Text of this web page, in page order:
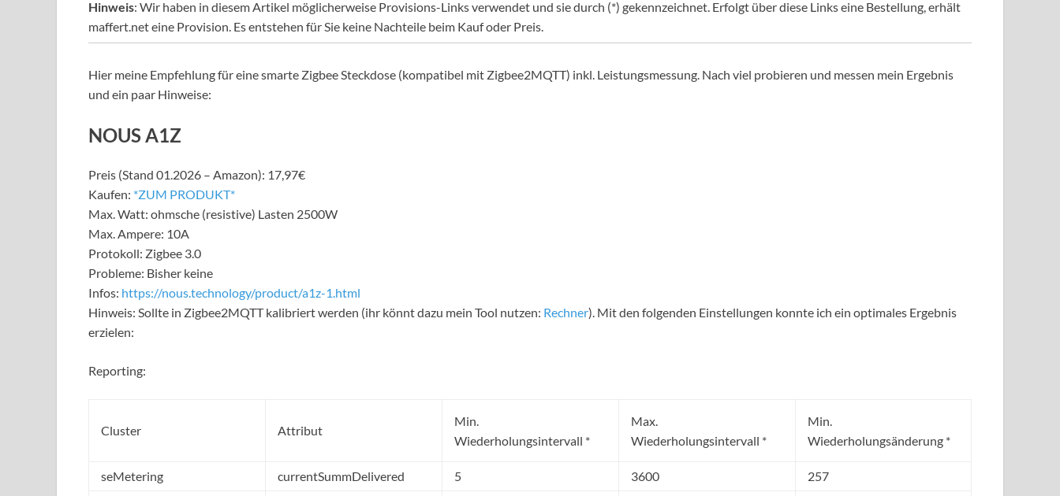
Hinweis: Wir haben in diesem Artikel möglicherweise Provisions-Links verwendet und sie durch (*) gekennzeichnet. Erfolgt über diese Links eine Bestellung, erhält
maffert.net eine Provision. Es entstehen für Sie keine Nachteile beim Kauf oder Preis.
Hier meine Empfehlung für eine smarte Zigbee Steckdose (kompatibel mit Zigbee2MQTT) inkl. Leistungsmessung. Nach viel probieren und messen mein Ergebnis
und ein paar Hinweise:
NOUS A1Z
Preis (Stand 01.2026 – Amazon): 17,97€
Kaufen: *ZUM PRODUKT*
Max. Watt: ohmsche (resistive) Lasten 2500W
Max. Ampere: 10A
Protokoll: Zigbee 3.0
Probleme: Bisher keine
Infos: https://nous.technology/product/a1z-1.html
Hinweis: Sollte in Zigbee2MQTT kalibriert werden (ihr könnt dazu mein Tool nutzen: Rechner). Mit den folgenden Einstellungen konnte ich ein optimales Ergebnis
erzielen:
Reporting:
Cluster Attribut
Min.
Wiederholungsintervall *
Max.
Wiederholungsintervall *
Min.
Wiederholungsänderung *
seMetering currentSummDelivered 5 3600
257